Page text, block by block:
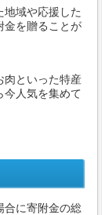
地域や応援した
金を贈ることが
肉といった特産
今人気を集めて
合に寄附金の総